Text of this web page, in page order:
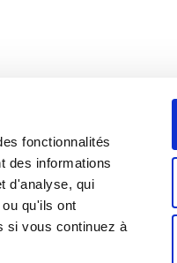
fonctionnalités
des informations
d'analyse, qui
qu'ils ont
si vous continuez à